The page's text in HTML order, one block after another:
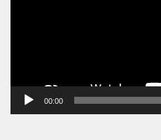
00:00